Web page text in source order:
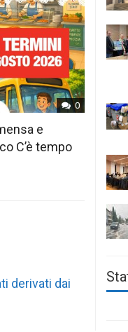
0
e
C’è tempo
derivati dai